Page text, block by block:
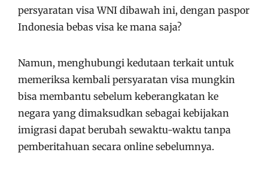
persyaratan visa WNI dibawah ini, dengan paspor
Indonesia bebas visa ke mana saja?
Namun, menghubungi kedutaan terkait untuk
memeriksa kembali persyaratan visa mungkin
bisa membantu sebelum keberangkatan ke
negara yang dimaksudkan sebagai kebijakan
imigrasi dapat berubah sewaktu-waktu tanpa
pemberitahuan secara online sebelumnya.